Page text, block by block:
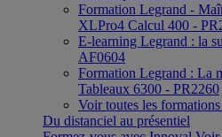
Formation Legrand -
XLPro4 Calcul 400 -
E-learning Legrand : la
AF0604
Formation Legrand : La
Tableaux 6300 - PR2260
Voir toutes les
Du distanciel au présentiel